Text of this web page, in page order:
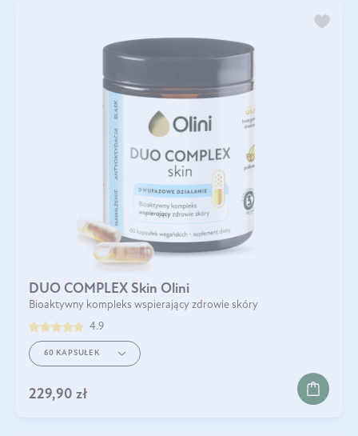
DUO COMPLEX Skin Olini
Bioaktywny kompleks wspierający zdrowie skóry
4.9
60 KAPSUŁEK
229,90 zł